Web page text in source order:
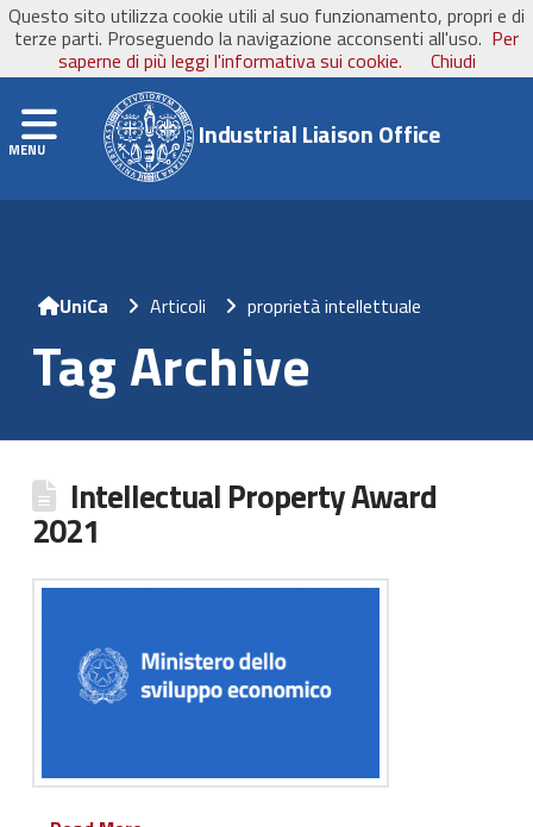
UniCa- Università degli Studi di Cagliari
Industrial Liaison Office
Navigation
Tag Archive
HomeArticoli proprietà intellettuale
Intellectual Property Award
2021
Questo sito utilizza cookie utili al suo funzionamento, propri e di
terze parti. Proseguendo la navigazione acconsenti all'uso. Per
saperne di più leggi l'informativa sui cookie. Chiudi